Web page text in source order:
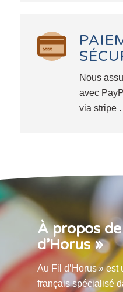
Nous
avec
via stripe .
À propos
d’Horus »
Au Fil d’Horus » est
français spécialisé